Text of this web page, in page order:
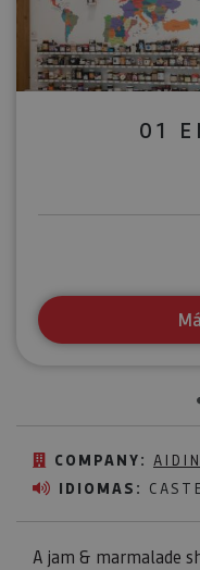
COMPANY:
IDIOMAS:
A jam & marmalade
01